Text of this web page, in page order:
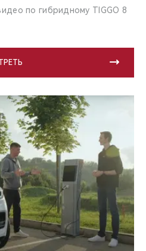
по гибридному TIGGO 8